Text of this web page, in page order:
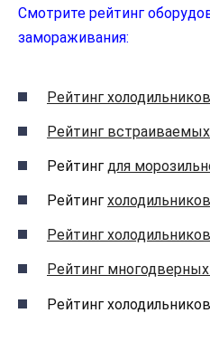
Смотрите рейтинг
замораживания:
Рейтинг холодильников
Рейтинг
Рейтинг для
Рейтинг
Рейтинг
Рейтинг
Рейтинг